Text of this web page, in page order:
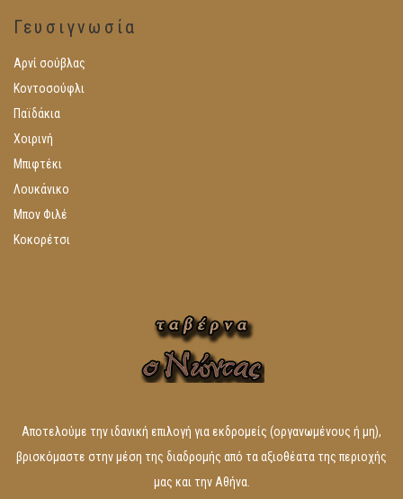
Γευσιγνωσία
Αρνί σούβλας
Κοντοσούφλι
Παϊδάκια
Χοιρινή
Μπιφτέκι
Λουκάνικο
Μπον Φιλέ
Κοκορέτσι
Αποτελούμε την ιδανική επιλογή για εκδρομείς (οργανωμένους ή μη),
βρισκόμαστε στην μέση της διαδρομής από τα αξιοθέατα της περιοχής
μας και την Αθήνα.